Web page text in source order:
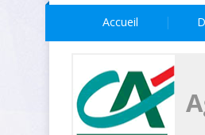
Accueil